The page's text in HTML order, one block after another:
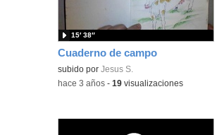
Cuaderno de campo
subido porJesus S.
15′ 38″
-hace 3 años -19 visualizaciones